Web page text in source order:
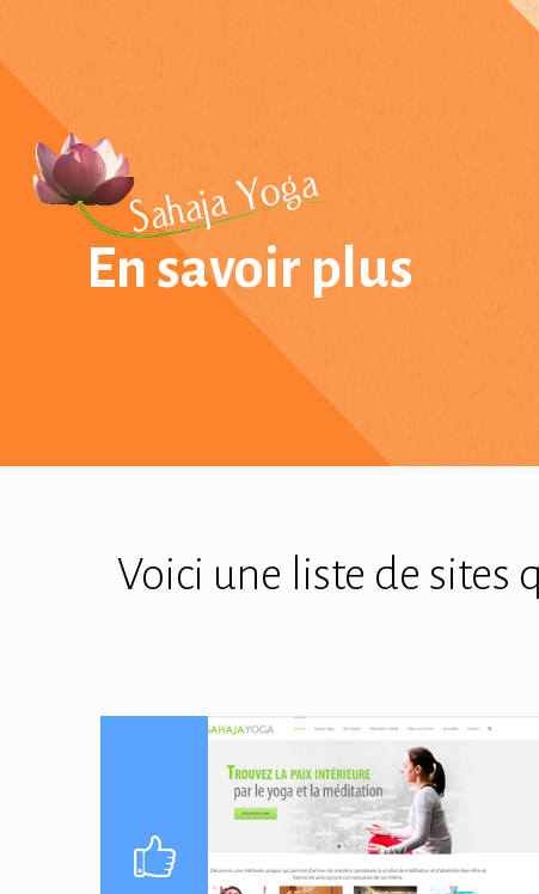
En savoir plus
Voici une liste de sites